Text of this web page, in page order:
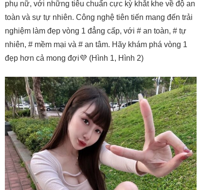
phụ nữ, với những tiêu chuẩn cực kỳ khắt khe về độ an
toàn và sự tự nhiên. Công nghệ tiên tiến mang đến trải
nghiệm làm đẹp vòng 1 đẳng cấp, với # an toàn, # tự
nhiên, # mềm mại và # an tâm. Hãy khám phá vòng 1
đẹp hơn cả mong đợi💜 (Hình 1, Hình 2)